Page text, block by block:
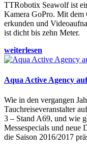
TTRobotix Seawolf ist
Kamera GoPro. Mit dem
erkunden und
ist dicht bis zehn Meter.
weiterlesen
Aqua Active Agency
Wie in den vergangen
Tauchreiseveranstalter
3 – Stand A69, und wie
Messespecials und neue
die Saison 2016/2017